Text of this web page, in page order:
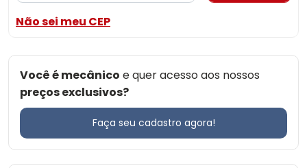
Não sei meu CEP
Você é mecânico e quer acesso aos nossos
preços exclusivos?
Faça seu cadastro agora!